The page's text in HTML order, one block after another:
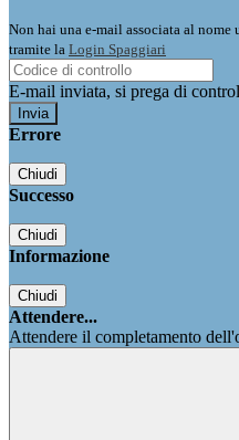
Non hai una e-mail associata al
tramite la Login Spaggiari
E-mail inviata, si prega di
Errore
Chiudi
Successo
Chiudi
Informazione
Chiudi
Attendere...
Attendere il completamento